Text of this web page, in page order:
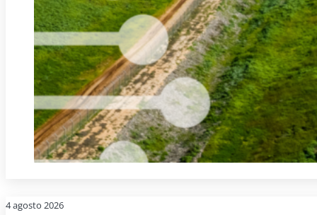
4 agosto 2026